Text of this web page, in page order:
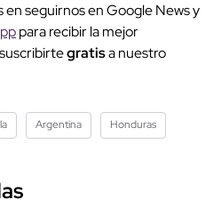
en seguirnos en Google News y
para recibir la mejor
gratisa nuestro
Argentina Honduras